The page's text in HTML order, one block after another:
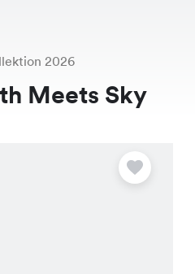
2026
Meets Sky